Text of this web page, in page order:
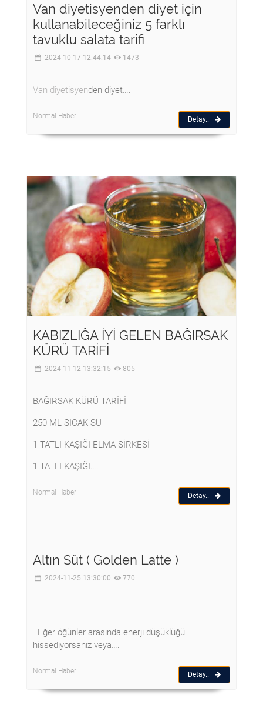
Van diyetisyenden diyet için
kullanabileceğiniz 5 farklı
tavuklu salata tarifi
2024-10-17 12:44:14 1473
Van diyetisyenden diyet….
Normal Haber Detay..
KABIZLIĞA İYİ GELEN BAĞIRSAK
KÜRÜ TARİFİ
2024-11-12 13:32:15 805
BAĞIRSAK KÜRÜ TARİFİ
250 ML SICAK SU
1 TATLI KAŞIĞI ELMA SİRKESİ
1 TATLI KAŞIĞI….
Normal Haber Detay..
Altın Süt ( Golden Latte )
2024-11-25 13:30:00 770
Eğer öğünler arasında enerji düşüklüğü
hissediyorsanız veya….
Normal Haber Detay..